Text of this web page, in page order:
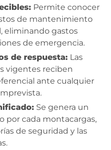
Permite conocer
de mantenimiento
eliminando gastos
de emergencia.
de respuesta: Las
vigentes reciben
ante cualquier
Se genera un
por cada montacargas,
de seguridad y las